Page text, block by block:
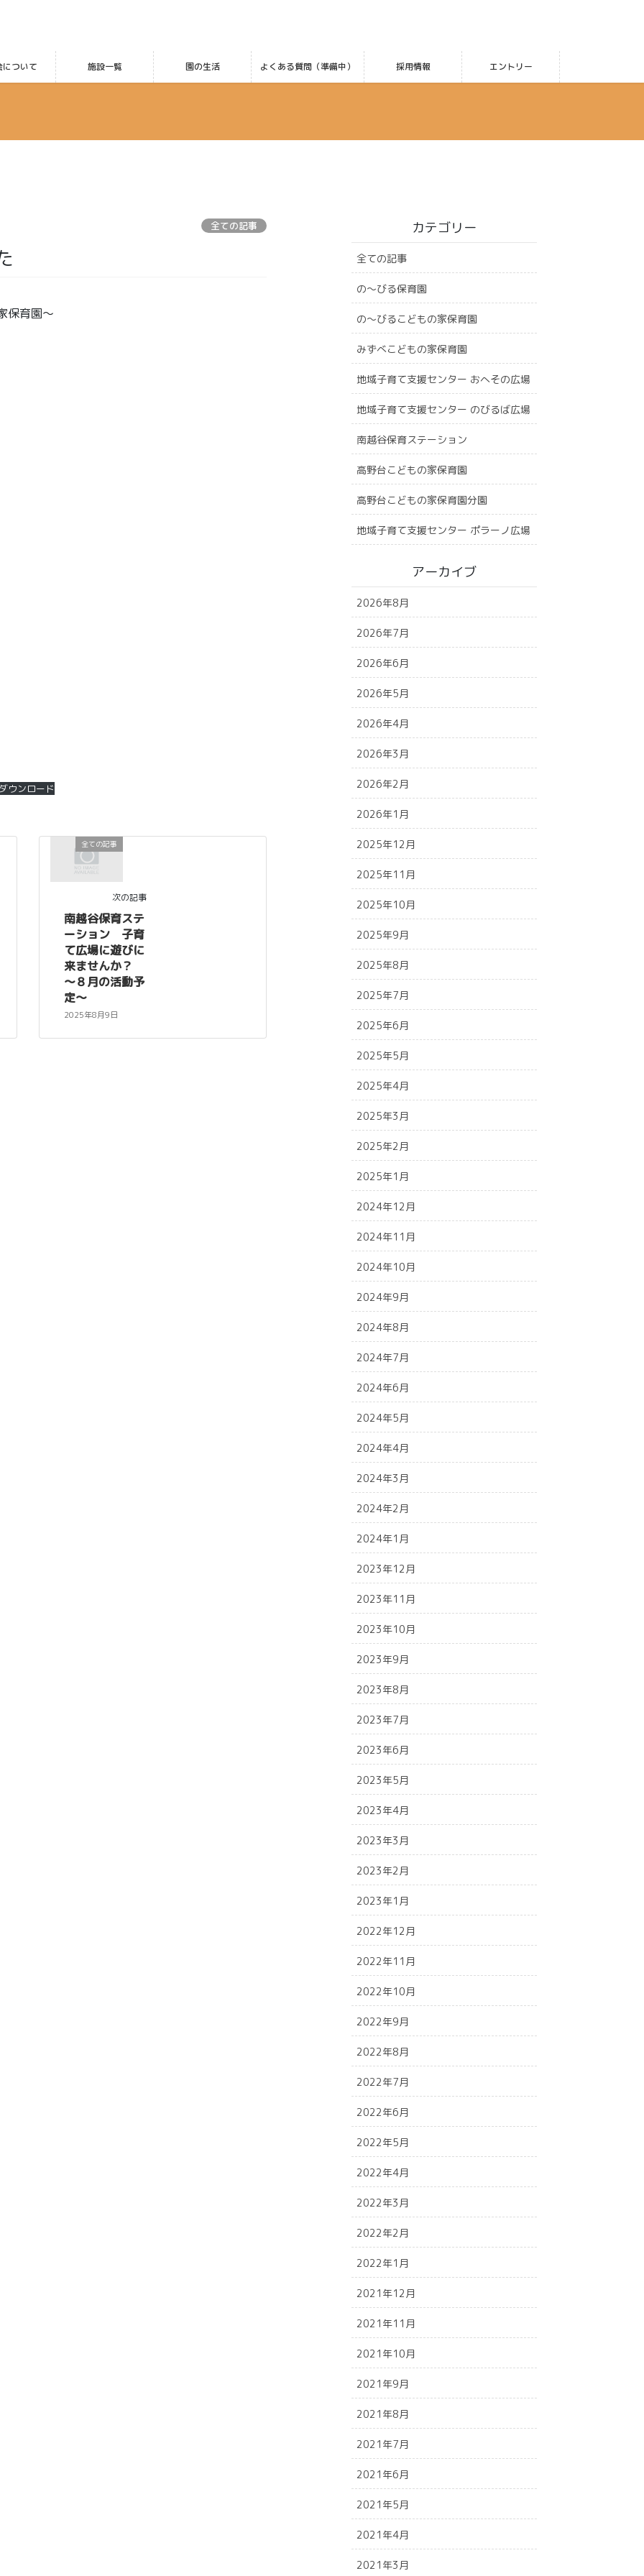
について 施設一覧 園の生活 よくある質問（準備中） 採用情報 エントリー
全ての記事
保育園～
ダウンロード
全ての記事
次の記事
南越谷保育ステ
ーション 子育
て広場に遊びに
来ませんか？
～８月の活動予
定～
2025年8月9日
カテゴリー
全ての記事
の〜びる保育園
の〜びるこどもの家保育園
みずべこどもの家保育園
地域子育て支援センター おへその広場
地域子育て支援センター のびるば広場
南越谷保育ステーション
高野台こどもの家保育園
高野台こどもの家保育園分園
地域子育て支援センター ポラーノ広場
アーカイブ
2026年8月
2026年7月
2026年6月
2026年5月
2026年4月
2026年3月
2026年2月
2026年1月
2025年12月
2025年11月
2025年10月
2025年9月
2025年8月
2025年7月
2025年6月
2025年5月
2025年4月
2025年3月
2025年2月
2025年1月
2024年12月
2024年11月
2024年10月
2024年9月
2024年8月
2024年7月
2024年6月
2024年5月
2024年4月
2024年3月
2024年2月
2024年1月
2023年12月
2023年11月
2023年10月
2023年9月
2023年8月
2023年7月
2023年6月
2023年5月
2023年4月
2023年3月
2023年2月
2023年1月
2022年12月
2022年11月
2022年10月
2022年9月
2022年8月
2022年7月
2022年6月
2022年5月
2022年4月
2022年3月
2022年2月
2022年1月
2021年12月
2021年11月
2021年10月
2021年9月
2021年8月
2021年7月
2021年6月
2021年5月
2021年4月
2021年3月